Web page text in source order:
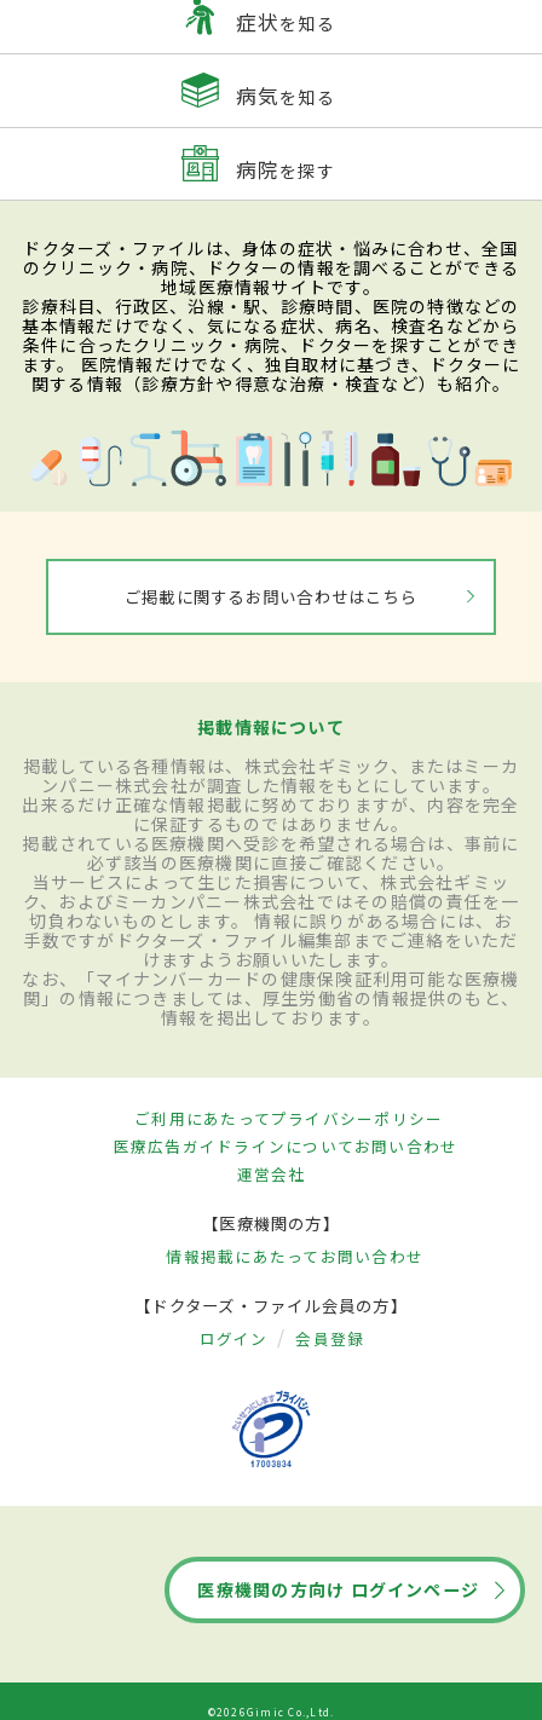
症状を知る
病気を知る
病院を探す
ドクターズ・ファイルは、身体の症状・悩みに合わせ、全国
のクリニック・病院、ドクターの情報を調べることができる
地域医療情報サイトです。
診療科目、行政区、沿線・駅、診療時間、医院の特徴などの
基本情報だけでなく、気になる症状、病名、検査名などから
条件に合ったクリニック・病院、ドクターを探すことができ
ます。 医院情報だけでなく、独自取材に基づき、ドクターに
関する情報（診療方針や得意な治療・検査など）も紹介。
ご掲載に関するお問い合わせはこちら
掲載情報について
掲載している各種情報は、株式会社ギミック、またはミーカ
ンパニー株式会社が調査した情報をもとにしています。
出来るだけ正確な情報掲載に努めておりますが、内容を完全
に保証するものではありません。
掲載されている医療機関へ受診を希望される場合は、事前に
必ず該当の医療機関に直接ご確認ください。
当サービスによって生じた損害について、株式会社ギミッ
ク、およびミーカンパニー株式会社ではその賠償の責任を一
切負わないものとします。 情報に誤りがある場合には、お
手数ですがドクターズ・ファイル編集部までご連絡をいただ
けますようお願いいたします。
なお、「マイナンバーカードの健康保険証利用可能な医療機
関」の情報につきましては、厚生労働省の情報提供のもと、
情報を掲出しております。
ご利用にあたってプライバシーポリシー
医療広告ガイドラインについてお問い合わせ
運営会社
【医療機関の方】
情報掲載にあたって お問い合わせ
【ドクターズ・ファイル会員の方】
ログイン 会員登録
医療機関の方向け ログインページ
©2026Gimic Co.,Ltd.